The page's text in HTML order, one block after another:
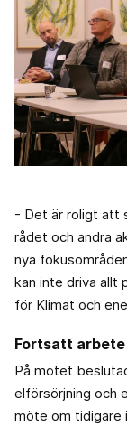
- Det är roligt att
rådet och andra
nya
kan inte driva allt
för Klimat och
Fortsatt
På mötet
elförsörjning och
möte om tidigare